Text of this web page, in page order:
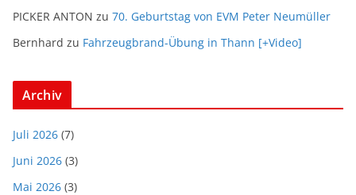
PICKER ANTON zu 70. Geburtstag von EVM Peter Neumüller
Bernhard zu Fahrzeugbrand-Übung in Thann [+Video]
Archiv
Juli 2026 (7)
Juni 2026 (3)
Mai 2026 (3)